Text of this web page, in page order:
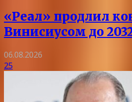
«Реал» продлил
Винисиусом до
06.08.2026
25